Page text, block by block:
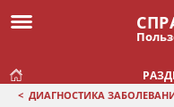
< ДИАГНОСТИКА